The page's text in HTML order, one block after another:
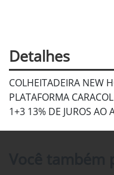
Detalhes
COLHEITADEIRA NEW
PLATAFORMA
1+3 13% DE JUROS AO